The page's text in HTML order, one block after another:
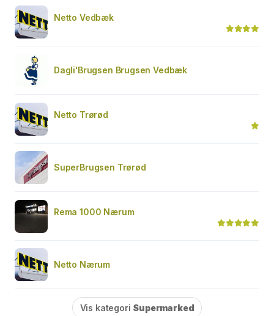
Netto Vedbæk
Dagli'Brugsen Brugsen Vedbæk
Netto Trørød
SuperBrugsen Trørød
Rema 1000 Nærum
Netto Nærum
Vis kategori Supermarked